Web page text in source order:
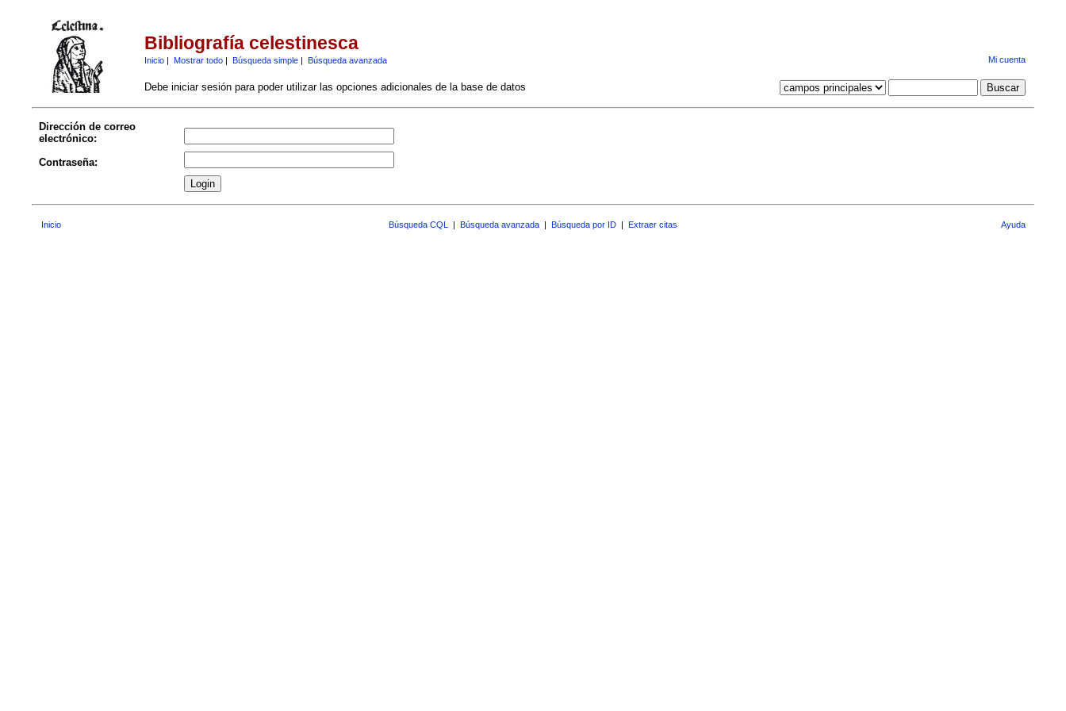
Bibliografía celestinesca
Inicio| Mostrar todo| Búsqueda simple| Búsqueda avanzada Mi cuenta
Debe iniciar sesión para poder utilizar las opciones adicionales de la base de datos
Dirección de correo
electrónico:
Contraseña:
Inicio Búsqueda CQL | Búsqueda avanzada | Búsqueda por ID | Extraer citas Ayuda